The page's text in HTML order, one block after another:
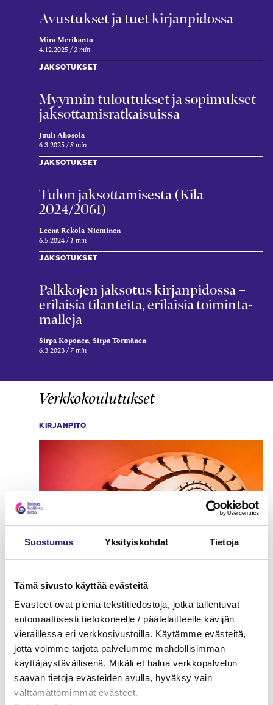
Suostumus Yksityiskohdat Tietoja
Tämä sivusto käyttää evästeitä
Evästeet ovat pieniä tekstitiedostoja, jotka tallentuvat
automaattisesti tietokoneelle / päätelaitteelle kävijän
vieraillessa eri verkkosivustoilla. Käytämme evästeitä,
jotta voimme tarjota palvelumme mahdollisimman
käyttäjäystävällisenä. Mikäli et halua verkkopalvelun
saavan tietoja evästeiden avulla, hyväksy vain
välttämättömimmät evästeet.
Avustukset ja tuet kirjanpidossa
Mira Merikanto
4.12.2025 2 min
JAKSOTUKSET
Myynnin tuloutukset ja sopimukset
jaksottamis­ratkaisuissa
Juuli Ahosola
6.3.2025 8 min
JAKSOTUKSET
Tulon jaksottamisesta (Kila
2024/2061)
Leena Rekola-Nieminen
6.5.2024 1 min
JAKSOTUKSET
Palkkojen jaksotus kirjan­pidossa –
erilaisia tilanteita, erilaisia toiminta­
malleja
Sirpa Koponen, Sirpa Törmänen
6.3.2023 7 min
Verkkokoulutukset
KIRJANPITO
Kirjanpitäjän top 10
ARVONLISÄVERO